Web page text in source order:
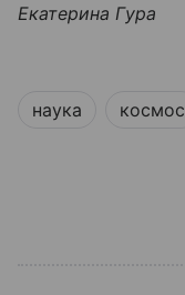
Екатерина Гура
наука космос